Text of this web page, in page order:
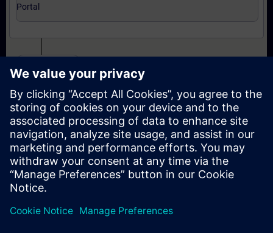
Portal
Voorbereiding-oefenexamen Programmer met TIA
Portal
Examen Siemens Certified Programmer met TIA
Portal